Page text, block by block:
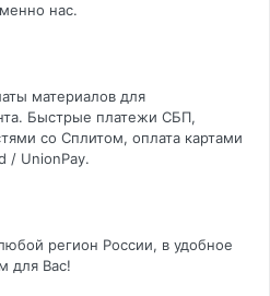
нас.
материалов для
Быстрые платежи СБП,
со Сплитом, оплата картами
/ UnionPay.
регион России, в удобное
для Вас!